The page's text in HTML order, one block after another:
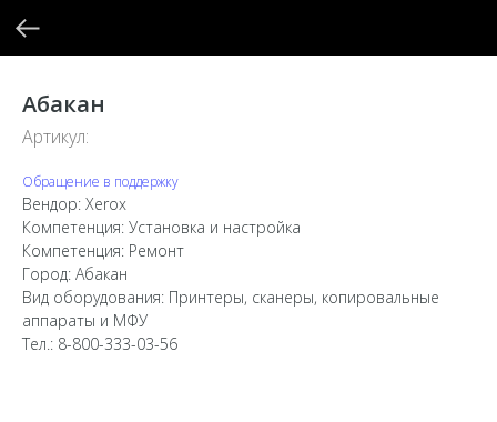
Абакан
Артикул:
Обращение в поддержку
Вендор: Xerox
Компетенция: Установка и настройка
Компетенция: Ремонт
Город: Абакан
Вид оборудования: Принтеры, сканеры, копировальные
аппараты и МФУ
Тел.: 8-800-333-03-56